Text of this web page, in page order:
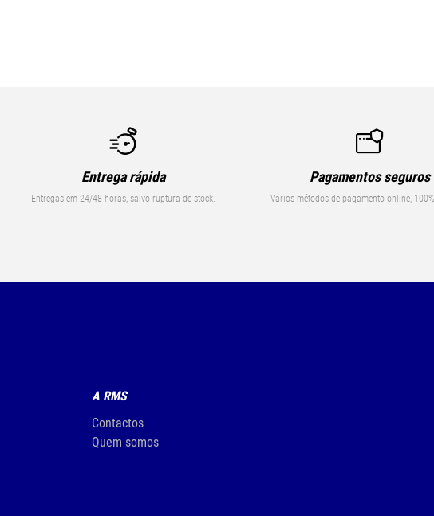
Entrega rápida
Entregas em 24/48 horas, salvo ruptura de stock.
Pagamentos seguros
Vários métodos de pagamento online,
A RMS
Contactos
Quem somos